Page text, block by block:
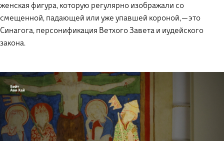
женская фигура, которую регулярно изображали со
смещенной, падающей или уже упавшей короной, — это
Синагога, персонификация Ветхого Завета и иудейского
закона.